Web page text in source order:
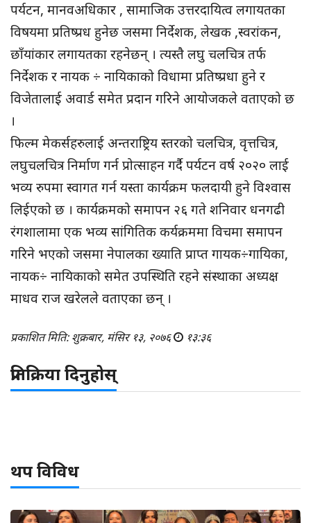
पर्यटन, मानवअधिकार , सामाजिक उत्तरदायित्व लगायतका
विषयमा प्रतिष्प्रध हुनेछ जसमा निर्देशक, लेखक ,स्वरांकन,
छाँयांकार लगायतका रहनेछन् । त्यस्तै लघु चलचित्र तर्फ
निर्देशक र नायक ÷ नायिकाको विधामा प्रतिष्प्रधा हुने र
विजेतालाई अवार्ड समेत प्रदान गरिने आयोजकले वताएको छ
।
फिल्म मेकर्सहरुलाई अन्तराष्ट्रिय स्तरको चलचित्र, वृत्तचित्र,
लघुचलचित्र निर्माण गर्न प्रोत्साहन गर्दै पर्यटन वर्ष २०२० लाई
भव्य रुपमा स्वागत गर्न यस्ता कार्यक्रम फलदायी हुने विश्वास
लिईएको छ । कार्यक्रमको समापन २६ गते शनिवार धनगढी
रंगशालामा एक भव्य सांगितिक कर्यक्रममा विचमा समापन
गरिने भएको जसमा नेपालका ख्याति प्राप्त गायक÷गायिका,
नायक÷ नायिकाको समेत उपस्थिति रहने संस्थाका अध्यक्ष
माधव राज खरेलले वताएका छन् ।
प्रकाशित मिति: शुक्रबार, मंसिर १३, २०७६ १३:३६
प्रतिक्रिया दिनुहोस्
थप विविध